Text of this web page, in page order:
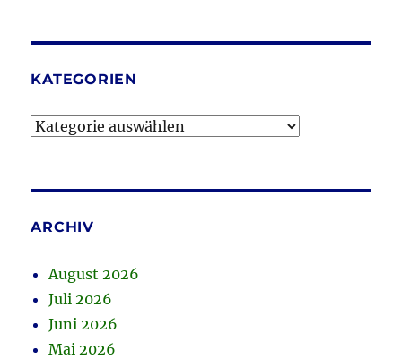
KATEGORIEN
Kategorien
ARCHIV
August 2026
Juli 2026
Juni 2026
Mai 2026